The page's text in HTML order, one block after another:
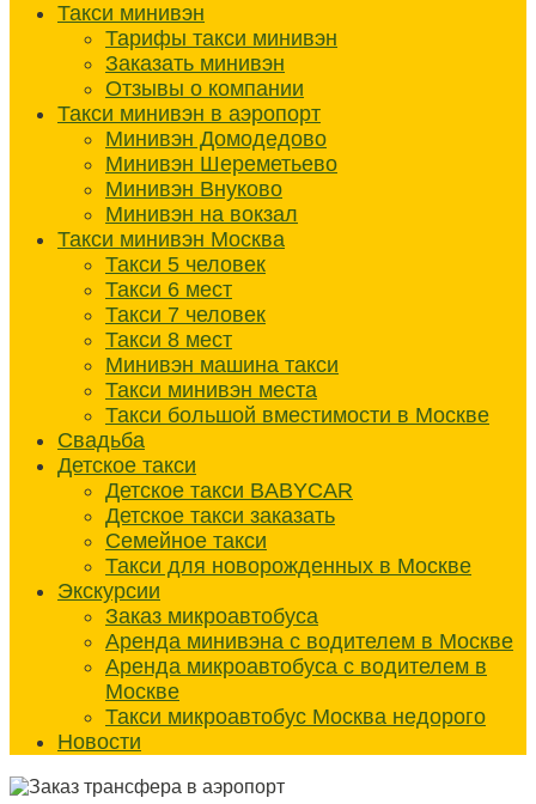
Такси минивэн
Тарифы такси минивэн
Заказать минивэн
Отзывы о компании
Такси минивэн в аэропорт
Минивэн Домодедово
Минивэн Шереметьево
Минивэн Внуково
Минивэн на вокзал
Такси минивэн Москва
Такси 5 человек
Такси 6 мест
Такси 7 человек
Такси 8 мест
Минивэн машина такси
Такси минивэн места
Такси большой вместимости в Москве
Свадьба
Детское такси
Детское такси BABYCAR
Детское такси заказать
Семейное такси
Такси для новорожденных в Москве
Экскурсии
Заказ микроавтобуса
Аренда минивэна с водителем в Москве
Аренда микроавтобуса с водителем в
Москве
Такси микроавтобус Москва недорого
Новости